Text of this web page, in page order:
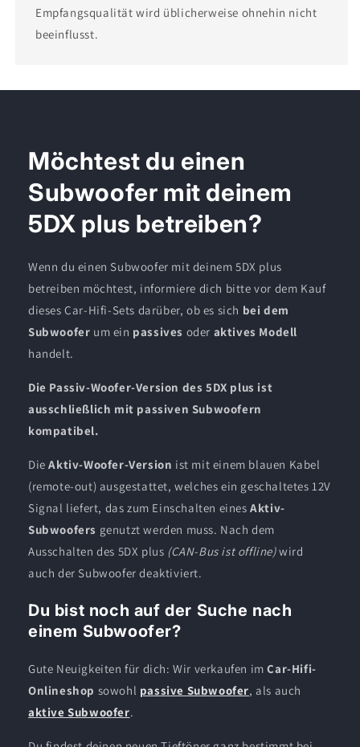
Empfangsqualität wird üblicherweise ohnehin nicht
beeinflusst.
Möchtest du einen
Subwoofer mit deinem
5DX plus betreiben?
Wenn du einen Subwoofer mit deinem 5DX plus
betreiben möchtest, informiere dich bitte vor dem Kauf
dieses Car-Hifi-Sets darüber, ob es sich bei dem
Subwoofer um ein passives oder aktives Modell
handelt.
Die Passiv-Woofer-Version des 5DX plus ist
ausschließlich mit passiven Subwoofern
kompatibel.
DieAktiv-Woofer-Version ist mit einem blauen Kabel
(remote-out) ausgestattet, welches ein geschaltetes 12V
Signal liefert, das zum Einschalten einesAktiv-
Subwoofers genutzt werden muss. Nach dem
Ausschalten des 5DX plus (CAN-Bus ist offline)wird
auch der Subwoofer deaktiviert.
Du bist noch auf der Suche nach
einem Subwoofer?
Gute Neuigkeiten für dich: Wir verkaufen imCar-Hifi-
Onlineshop sowohl passive Subwoofer, als auch
aktive Subwoofer.